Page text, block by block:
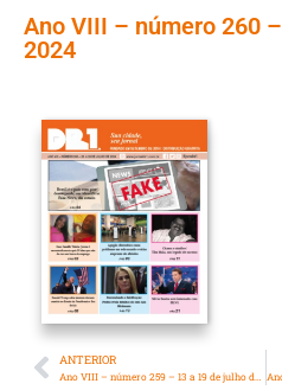
Ano VIII – número 260
2024
ANTERIOR